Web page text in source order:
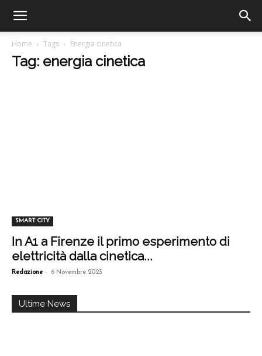
Home Tags Energia cinetica
Tag: energia cinetica
SMART CITY
In A1 a Firenze il primo esperimento di
elettricità dalla cinetica...
Redazione - 6 Novembre 2023
Ultime News